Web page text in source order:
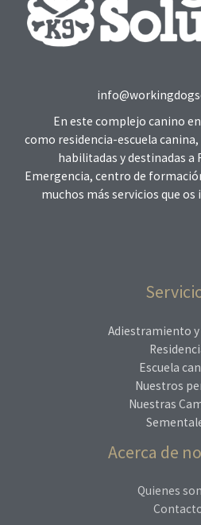
En este complejo canino
como residencia-escuela
habilitadas y destinadas a
Emergencia, centro de
muchos más servicios que
Adiestramiento
Escuela
Nuestros
Nuestras
Acerca de
Quienes